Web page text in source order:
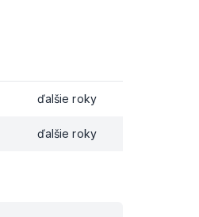
ďalšie roky
ďalšie roky